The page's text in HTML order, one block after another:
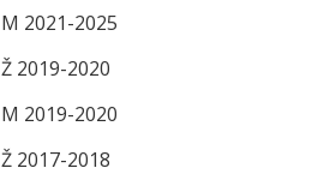
2021-2025
2019-2020
2019-2020
2017-2018